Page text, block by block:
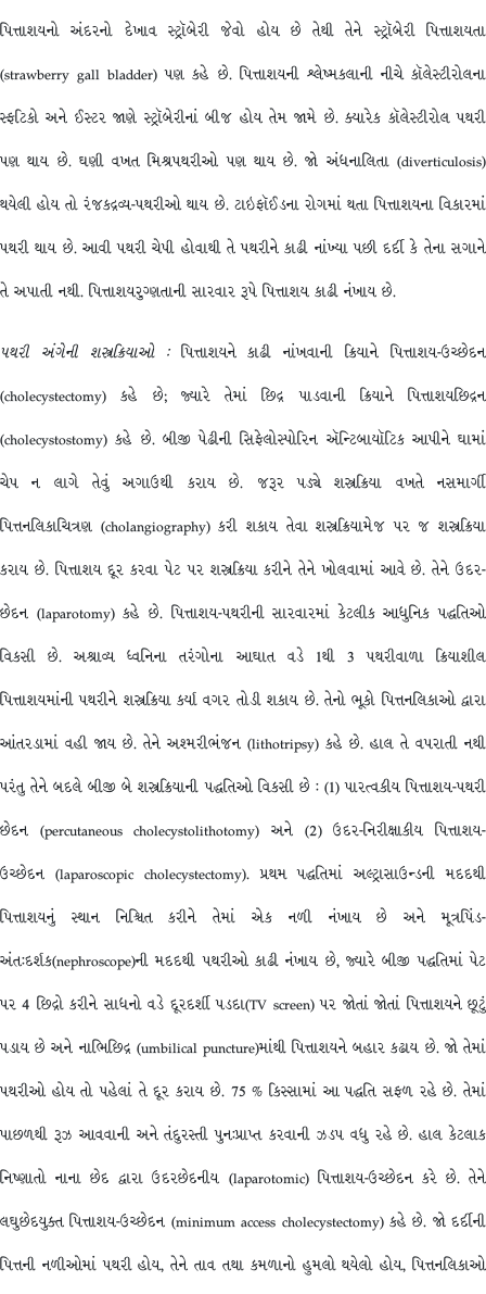
પિત્તાશયનો અંદરનો દેખાવ સ્ટ્રૉબેરી જેવો હોય છે તેથી તેને સ્ટ્રૉબેરી પિત્તાશયતા
(strawberry gall bladder) પણ કહે છે. પિત્તાશયની શ્લેષ્મકલાની નીચે કૉલેસ્ટીરોલના
સ્ફટિકો અને ઈસ્ટર જાણે સ્ટ્રૉબેરીનાં બીજ હોય તેમ જામે છે. ક્યારેક કૉલેસ્ટીરોલ પથરી
પણ થાય છે. ઘણી વખત મિશ્રપથરીઓ પણ થાય છે. જો અંધનાલિતા (diverticulosis)
થયેલી હોય તો રંજકદ્રવ્ય-પથરીઓ થાય છે. ટાઇફૉઈડના રોગમાં થતા પિત્તાશયના વિકારમાં
પથરી થાય છે. આવી પથરી ચેપી હોવાથી તે પથરીને કાઢી નાંખ્યા પછી દર્દી કે તેના સગાને
તે અપાતી નથી. પિત્તાશયરુગ્ણતાની સારવાર રૂપે પિત્તાશય કાઢી નંખાય છે.
પથરી અંગેની શસ્ત્રક્રિયાઓ:પિત્તાશયને કાઢી નાંખવાની ક્રિયાને પિત્તાશય-ઉચ્છેદન
(cholecystectomy) કહે છે; જ્યારે તેમાં છિદ્ર પાડવાની ક્રિયાને પિત્તાશયછિદ્રન
(cholecystostomy) કહે છે. બીજી પેઢીની સિફેલોસ્પોરિન ઍન્ટિબાયૉટિક આપીને ઘામાં
ચેપ ન લાગે તેવું અગાઉથી કરાય છે. જરૂર પડ્યે શસ્ત્રક્રિયા વખતે નસમાર્ગી
પિત્તનલિકાચિત્રણ (cholangiography) કરી શકાય તેવા શસ્ત્રક્રિયામેજ પર જ શસ્ત્રક્રિયા
કરાય છે. પિત્તાશય દૂર કરવા પેટ પર શસ્ત્રક્રિયા કરીને તેને ખોલવામાં આવે છે. તેને ઉદર-
છેદન (laparotomy) કહે છે. પિત્તાશય-પથરીની સારવારમાં કેટલીક આધુનિક પદ્ધતિઓ
વિકસી છે. અશ્રાવ્ય ધ્વનિના તરંગોના આઘાત વડે 1થી 3 પથરીવાળા ક્રિયાશીલ
પિત્તાશયમાંની પથરીને શસ્ત્રક્રિયા કર્યા વગર તોડી શકાય છે. તેનો ભૂકો પિત્તનલિકાઓ દ્વારા
આંતરડામાં વહી જાય છે. તેને અશ્મરીભંજન (lithotripsy) કહે છે. હાલ તે વપરાતી નથી
પરંતુ તેને બદલે બીજી બે શસ્ત્રક્રિયાની પદ્ધતિઓ વિકસી છે : (1) પારત્વકીય પિત્તાશય-પથરી
છેદન (percutaneous cholecystolithotomy) અને (2) ઉદર-નિરીક્ષાકીય પિત્તાશય-
ઉચ્છેદન (laparoscopic cholecystectomy). પ્રથમ પદ્ધતિમાં અલ્ટ્રાસાઉન્ડની મદદથી
પિત્તાશયનું સ્થાન નિશ્ચિત કરીને તેમાં એક નળી નંખાય છે અને મૂત્રપિંડ-
અંત:દર્શક(nephroscope)ની મદદથી પથરીઓ કાઢી નંખાય છે, જ્યારે બીજી પદ્ધતિમાં પેટ
પર 4 છિદ્રો કરીને સાધનો વડે દૂરદર્શી પડદા(TV screen) પર જોતાં જોતાં પિત્તાશયને છૂટું
પડાય છે અને નાભિછિદ્ર (umbilical puncture)માંથી પિત્તાશયને બહાર કઢાય છે. જો તેમાં
પથરીઓ હોય તો પહેલાં તે દૂર કરાય છે. 75 % કિસ્સામાં આ પદ્ધતિ સફળ રહે છે. તેમાં
પાછળથી રૂઝ આવવાની અને તંદુરસ્તી પુન:પ્રાપ્ત કરવાની ઝડપ વધુ રહે છે. હાલ કેટલાક
નિષ્ણાતો નાના છેદ દ્વારા ઉદરછેદનીય (laparotomic) પિત્તાશય-ઉચ્છેદન કરે છે. તેને
લઘુછેદયુક્ત પિત્તાશય-ઉચ્છેદન (minimum access cholecystectomy) કહે છે. જો દર્દીની
પિત્તની નળીઓમાં પથરી હોય, તેને તાવ તથા કમળાનો હુમલો થયેલો હોય, પિત્તનલિકાઓ